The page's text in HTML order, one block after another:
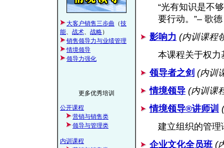
大客户销售三步曲 （技
能、 战术、 战略）
销售领导力与业绩管理
情境领导
领导力强化
更多优秀培训
公开课程
营销与销售类
领导与管理类
内训课程
“光有知识是不
要行动。”– 歌德
影响力 (内训课程
本课程关于权
领导者之剑 (内训
情境领导 (内训课
情境领导®讲师训
建立组织的管理
企业文化全员班 (